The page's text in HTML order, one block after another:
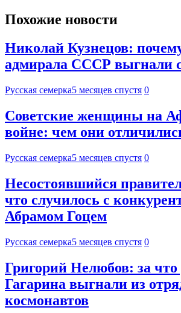
Похожие новости
Николай Кузнецов:
адмирала СССР выгнали
Русская семерка5 месяцев спустя 0
Советские женщины на
войне: чем они
Русская семерка5 месяцев спустя 0
Несостоявшийся
что случилось с
Абрамом Гоцем
Русская семерка5 месяцев спустя 0
Григорий Нелюбов: за что
Гагарина выгнали из
космонавтов